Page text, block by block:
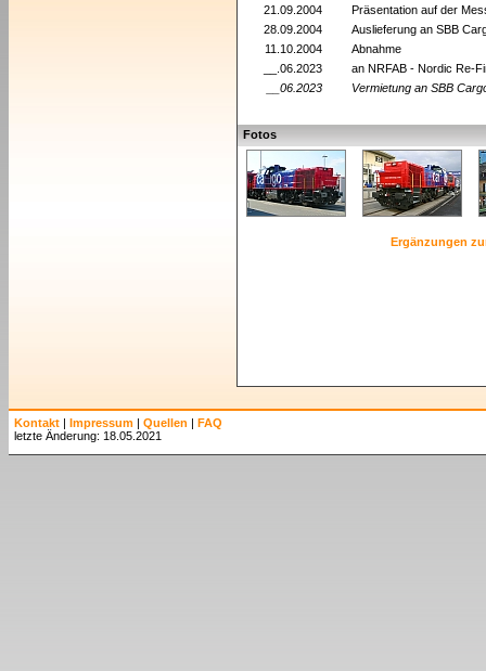
21.09.2004
Präsentation auf der
28.09.2004
Auslieferung an SBB
11.10.2004
Abnahme
__.06.2023
an NRFAB - Nordic Re-
__06.2023
Vermietung an SBB
Fotos
Ergänzungen
Kontakt | Impressum | Quellen | FAQ
letzte Änderung: 18.05.2021